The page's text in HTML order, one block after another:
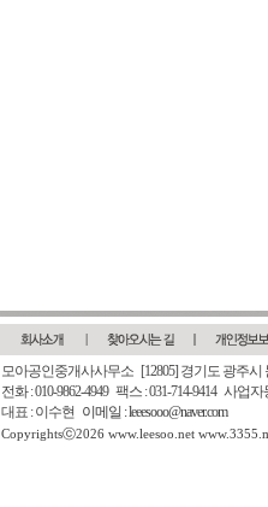
모아공인중개사사무소 [12805] 경기도 광주
전화 : 010-9862-4949 팩스 : 031-714-9414 사업
대표 : 이수현 이메일 : leeesooo@naver.com
Copyrightsⓒ2026 www.leesoo.net